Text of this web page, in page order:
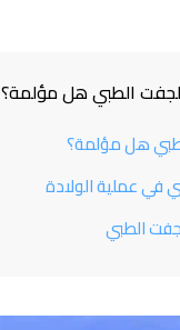
الطبي هل مؤلمة؟
هل مؤلمة؟
في عملية الولادة
الطبي